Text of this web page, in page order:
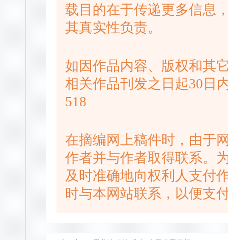
载目的在于传递更多信息
其真实性负责。
如因作品内容、版权和其
相关作品刊发之日起30日
518
在摘编网上稿件时，由于
作者并与作者取得联系。
及时准确地向权利人支付
时与本网站联系，以便支